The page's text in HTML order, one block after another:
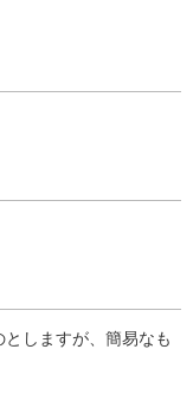
しますが、簡易なも